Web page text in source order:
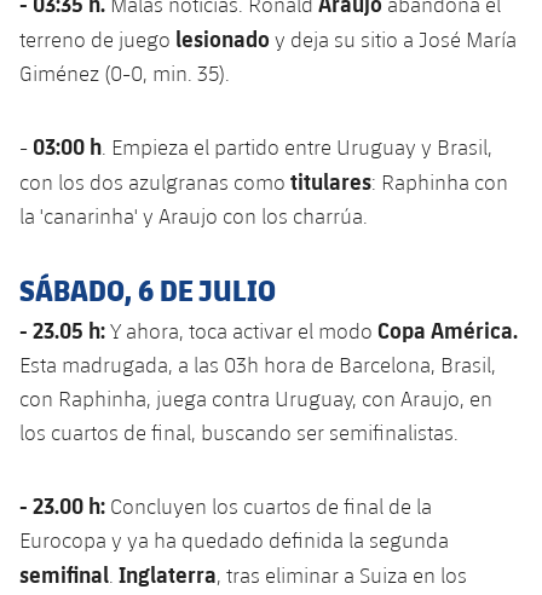
terreno de juego lesionado y deja su sitio a José María
Giménez (0-0, min. 35).
- 03:00 h . Empieza el partido entre Uruguay y Brasil,
con los dos azulgranas como titulares: Raphinha con
la 'canarinha' y Araujo con los charrúa.
SÁBADO, 6 DE JULIO
- 23.05 h:Y ahora, toca activar el modo Copa América.
Esta madrugada, a las 03h hora de Barcelona, ​​Brasil,
con Raphinha, juega contra Uruguay, con Araujo, en
los cuartos de final, buscando ser semifinalistas.
- 23.00 h: Concluyen los cuartos de final de la
Eurocopa y ya ha quedado definida la segunda
semifinal Inglaterra, tras eliminar a Suiza en los